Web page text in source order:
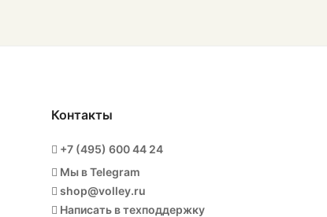
Контакты
+7 (495) 600 44 24
Мы в Telegram
shop@volley.ru
Написать в техподдержку